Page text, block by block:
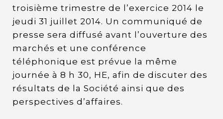
troisième trimestre de l’exercice 2014 le
jeudi 31 juillet 2014. Un communiqué de
presse sera diffusé avant l’ouverture des
marchés et une conférence
téléphonique est prévue la même
journée à 8 h 30, HE, afin de discuter des
résultats de la Société ainsi que des
perspectives d’affaires.